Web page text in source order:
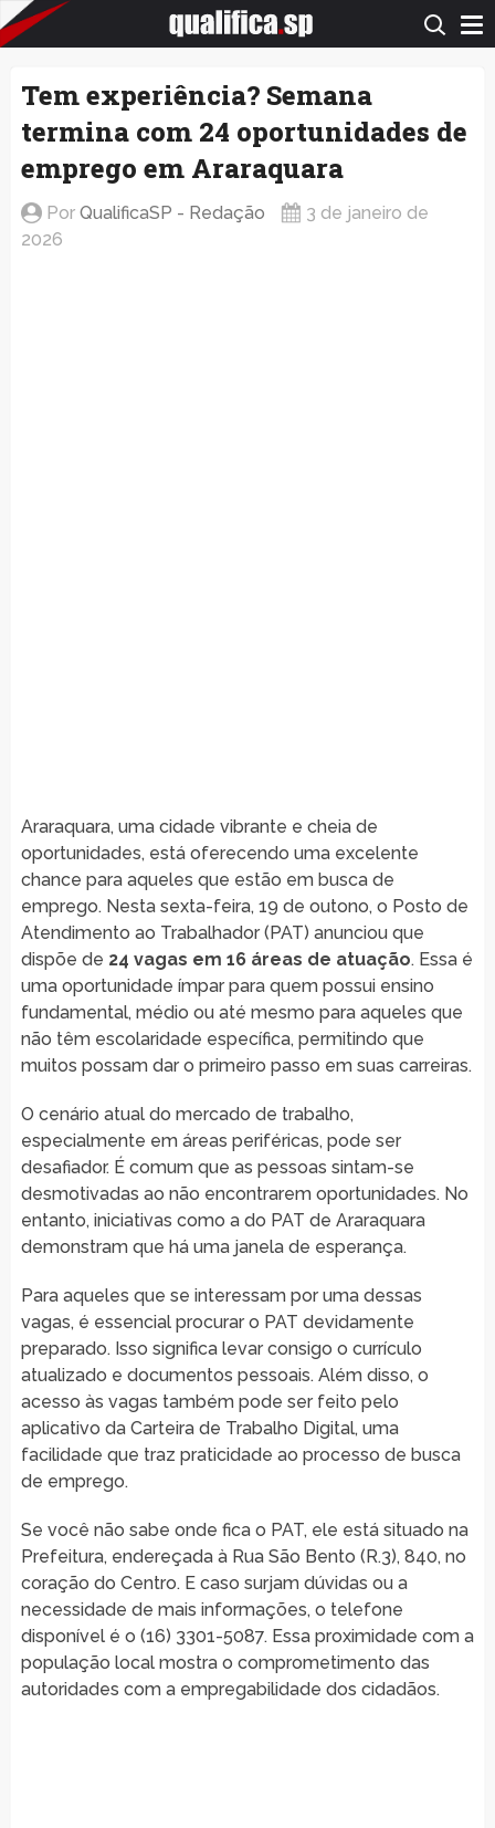
QualificaSP.com
Tem experiência? Semana
termina com 24 oportunidades de
emprego em Araraquara
Por QualificaSP - Redação
3 de janeiro de
2026
Araraquara, uma cidade vibrante e cheia de
oportunidades, está oferecendo uma excelente
chance para aqueles que estão em busca de
emprego. Nesta sexta-feira, 19 de outono, o Posto de
Atendimento ao Trabalhador (PAT) anunciou que
dispõe de 24 vagas em 16 áreas de atuação. Essa é
uma oportunidade ímpar para quem possui ensino
fundamental, médio ou até mesmo para aqueles que
não têm escolaridade específica, permitindo que
muitos possam dar o primeiro passo em suas carreiras.
O cenário atual do mercado de trabalho,
especialmente em áreas periféricas, pode ser
desafiador. É comum que as pessoas sintam-se
desmotivadas ao não encontrarem oportunidades. No
entanto, iniciativas como a do PAT de Araraquara
demonstram que há uma janela de esperança.
Para aqueles que se interessam por uma dessas
vagas, é essencial procurar o PAT devidamente
preparado. Isso significa levar consigo o currículo
atualizado e documentos pessoais. Além disso, o
acesso às vagas também pode ser feito pelo
aplicativo da Carteira de Trabalho Digital, uma
facilidade que traz praticidade ao processo de busca
de emprego.
Se você não sabe onde fica o PAT, ele está situado na
Prefeitura, endereçada à Rua São Bento (R.3), 840, no
coração do Centro. E caso surjam dúvidas ou a
necessidade de mais informações, o telefone
disponível é o (16) 3301-5087. Essa proximidade com a
população local mostra o comprometimento das
autoridades com a empregabilidade dos cidadãos.